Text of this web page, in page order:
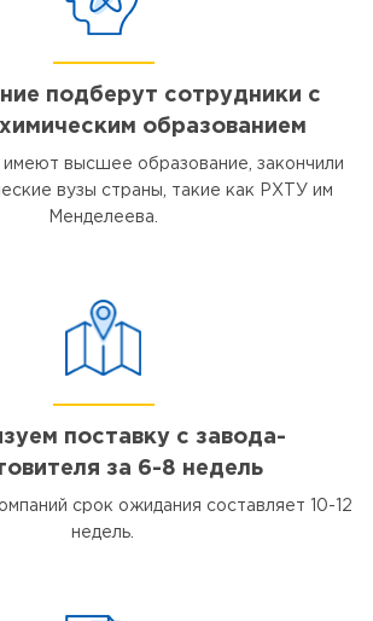
подберут сотрудники с
образованием
имеют высшее образование, закончили
вузы страны, такие как РХТУ им
Менделеева.
поставку с завода-
за 6-8 недель
срок ожидания составляет 10-12
недель.